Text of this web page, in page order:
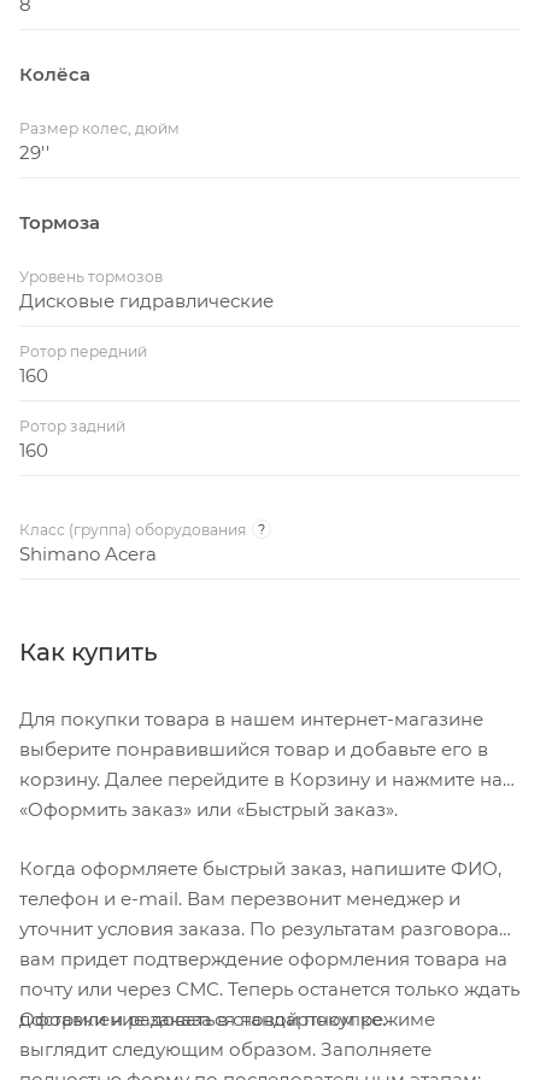
Колёса
Размер колес, дюйм
29''
Тормоза
Уровень тормозов
Дисковые гидравлические
Ротор передний
160
Ротор задний
160
Класс (группа) оборудования ?
Shimano Acera
Как купить
Для покупки товара в нашем интернет-магазине
выберите понравившийся товар и добавьте его в
корзину. Далее перейдите в Корзину и нажмите на
«Оформить заказ» или «Быстрый заказ».
Когда оформляете быстрый заказ, напишите ФИО,
телефон и e-mail. Вам перезвонит менеджер и
уточнит условия заказа. По результатам разговора
вам придет подтверждение оформления товара на
почту или через СМС. Теперь останется только ждать
доставки и радоваться новой покупке.
Оформление заказа в стандартном режиме
выглядит следующим образом. Заполняете